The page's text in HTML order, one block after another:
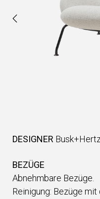
DESIGNER
BEZÜGE
Abnehmbare Bezüge.
Reinigung: Bezüge